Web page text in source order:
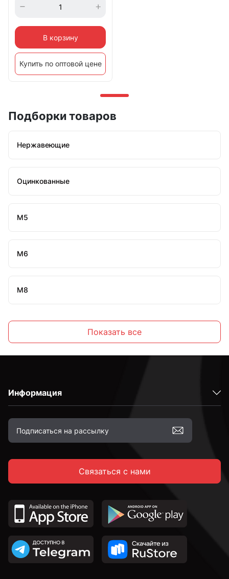
В корзину
Купить по оптовой цене
Подборки товаров
Нержавеющие
Оцинкованные
М5
М6
М8
Показать все
Информация
Связаться с нами